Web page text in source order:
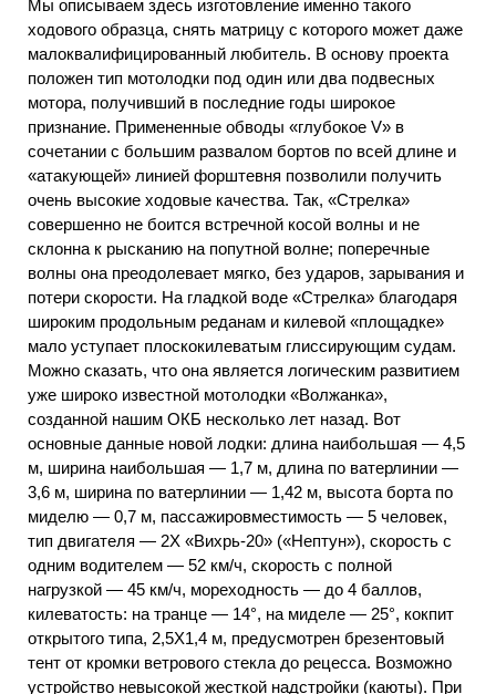
Мы описываем здесь изготовление именно такого
ходового образца, снять матрицу с которого может даже
малоквалифицированный любитель. В основу проекта
положен тип мотолодки под один или два подвесных
мотора, получивший в последние годы широкое
признание. Примененные обводы «глубокое V» в
сочетании с большим развалом бортов по всей длине и
«атакующей» линией форштевня позволили получить
очень высокие ходовые качества. Так, «Стрелка»
совершенно не боится встречной косой волны и не
склонна к рысканию на попутной волне; поперечные
волны она преодолевает мягко, без ударов, зарывания и
потери скорости. На гладкой воде «Стрелка» благодаря
широким продольным реданам и килевой «площадке»
мало уступает плоскокилеватым глиссирующим судам.
Можно сказать, что она является логическим развитием
уже широко известной мотолодки «Волжанка»,
созданной нашим ОКБ несколько лет назад. Вот
основные данные новой лодки: длина наибольшая — 4,5
м, ширина наибольшая — 1,7 м, длина по ватерлинии —
3,6 м, ширина по ватерлинии — 1,42 м, высота борта по
миделю — 0,7 м, пассажировместимость — 5 человек,
тип двигателя — 2Х «Вихрь-20» («Нептун»), скорость с
одним водителем — 52 км/ч, скорость с полной
нагрузкой — 45 км/ч, мореходность — до 4 баллов,
килеватость: на транце — 14°, на миделе — 25°, кокпит
открытого типа, 2,5X1,4 м, предусмотрен брезентовый
тент от кромки ветрового стекла до рецесса. Возможно
устройство невысокой жесткой надстройки (каюты). При